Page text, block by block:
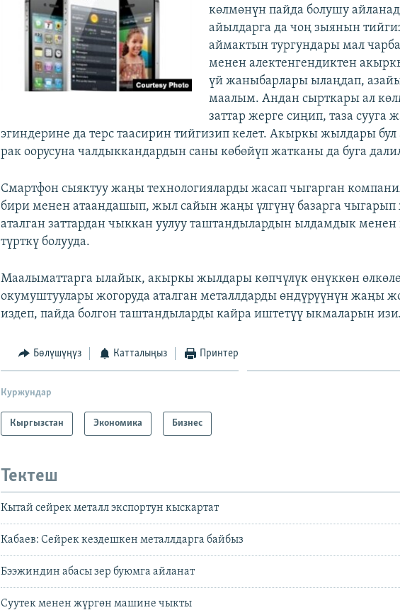
көлмөнүн пайда болушу
айылдарга да чоң зыянын
аймактын тургундары мал
менен алектенгендиктен
үй жаныбарлары ылаңдап,
маалым. Андан сырткары ал
заттар жерге сиңип, таза сууга
эгиндерине да терс таасирин тийгизип келет. Акыркы жылдары
рак оорусуна чалдыккандардын саны көбөйүп жатканы да буга
Смартфон сыяктуу жаңы технологияларды жасап чыгарган
бири менен атаандашып, жыл сайын жаңы үлгүнү базарга
аталган заттардан чыккан уулуу таштандылардын ылдамдык менен
түрткү болууда.
Маалыматтарга ылайык, акыркы жылдары көпчүлүк өнүккөн
окумуштуулары жогоруда аталган металлдарды өндүрүүнүн жаңы
издеп, пайда болгон таштандыларды кайра иштетүү ыкмаларын
Бөлүшүңүз Катталыңыз Принтер
Куржундар
Кыргызстан Экономика Бизнес
Тектеш
Кытай сейрек металл экспортун кыскартат
Кабаев: Сейрек кездешкен металлдарга байбыз
Бээжиндин абасы зер буюмга айланат
Суутек менен жүргөн машине чыкты